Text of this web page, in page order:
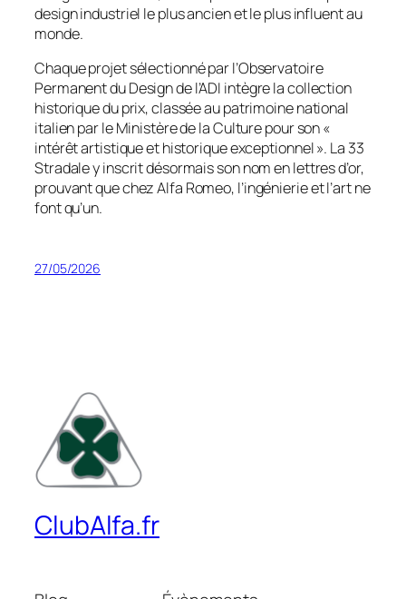
design industriel le plus ancien et le plus influent au
monde.
Chaque projet sélectionné par l’Observatoire
Permanent du Design de l’ADI intègre la collection
historique du prix, classée au patrimoine national
italien par le Ministère de la Culture pour son «
intérêt artistique et historique exceptionnel ». La 33
Stradale y inscrit désormais son nom en lettres d’or,
prouvant que chez Alfa Romeo, l’ingénierie et l’art ne
font qu’un.
27/05/2026
ClubAlfa.fr